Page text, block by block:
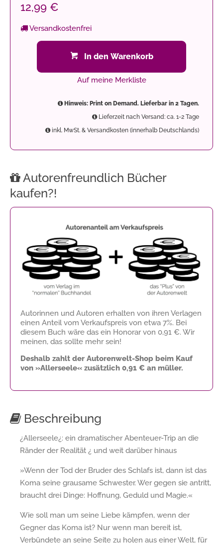
12,99 €
Versandkostenfrei
In den Warenkorb
Auf meine Merkliste
Hinweis: Print on Demand. Lieferbar in 2 Tagen.
Lieferzeit nach Versand: ca. 1-2 Tage
inkl. MwSt. & Versandkosten (innerhalb Deutschlands)
Autorenfreundlich Bücher
kaufen?!
Autorinnen und Autoren erhalten von ihren Verlagen
einen Anteil vom Verkaufspreis von etwa 7%. Bei
diesem Buch wäre das ein Honorar von 0,91 €. Wir
meinen, das sollte mehr sein!
Deshalb zahlt der Autorenwelt-Shop beim Kauf
von »Allerseele« zusätzlich 0,91 € an müller.
Beschreibung
¿Allerseele¿: ein dramatischer Abenteuer-Trip an die
Ränder der Realität ¿ und weit darüber hinaus
»Wenn der Tod der Bruder des Schlafs ist, dann ist das
Koma seine grausame Schwester. Wer gegen sie antritt,
braucht drei Dinge: Hoffnung, Geduld und Magie.«
Wie soll man um seine Liebe kämpfen, wenn der
Gegner das Koma ist? Nur wenn man bereit ist,
Verbündete an seine Seite zu holen aus einer Welt, für